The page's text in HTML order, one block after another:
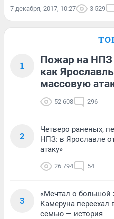
7 декабря, 2017, 10:27 3 529
1
Пожар на НПЗ
как
массовую
52 608 296
2
Четверо раненых,
НПЗ: в Ярославле
атаку»
26 794 54
3
«Мечтал о большой
Камеруна переехал
семью — история